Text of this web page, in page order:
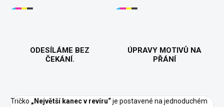
ODESÍLÁME BEZ
ČEKÁNÍ.
ÚPRAVY MOTIVŮ NA
PŘÁNÍ
Tričko „Největší kanec v revíru“je postavené na jednoduchém